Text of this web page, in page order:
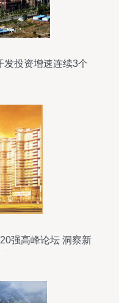
发投资增速连续3个
强高峰论坛 洞察新